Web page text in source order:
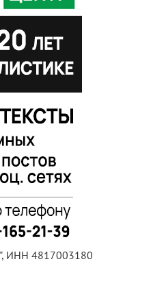
ИНН 4817003180